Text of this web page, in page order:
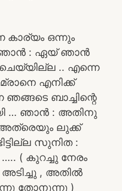
ഒന്നും
: ഏയ് ഞാൻ
.. എന്നെ
എനിക്ക്
ബാച്ചിന്റെ
… ഞാൻ : അതിനു
അത്രെയും ലുക്ക്
സുനിത :
( കുറച്ചു നേരം
, അതിൽ
തോനുന്നു )